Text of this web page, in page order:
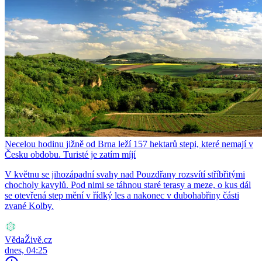
Necelou hodinu jižně od Brna leží 157 hektarů stepi, které nemají v
Česku obdobu. Turisté je zatím míjí
V květnu se jihozápadní svahy nad Pouzdřany rozsvítí stříbřitými
chocholy kavylů. Pod nimi se táhnou staré terasy a meze, o kus dál
se otevřená step mění v řídký les a nakonec v dubohabřiny části
zvané Kolby.
VědaŽivě.cz
dnes, 04:25